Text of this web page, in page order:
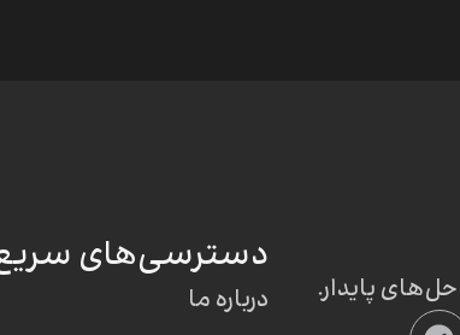
پایدار.
دسترسی‌های
درباره ما